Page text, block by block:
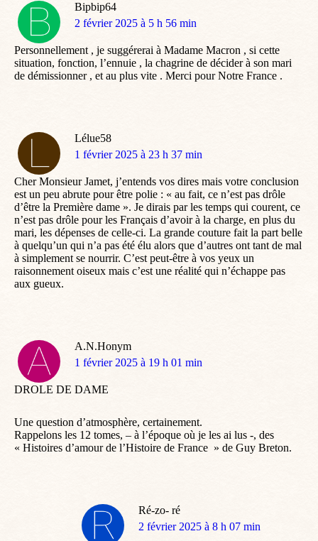
Bipbip64
dit
2 février 2025 à 5 h 56 min
Personnellement , je suggérerai à Madame Macron , si cette
situation, fonction, l’ennuie , la chagrine de décider à son mari
de démissionner , et au plus vite . Merci pour Notre France .
Lélue58
dit
1 février 2025 à 23 h 37 min
Cher Monsieur Jamet, j’entends vos dires mais votre conclusion
est un peu abrute pour être polie : « au fait, ce n’est pas drôle
d’être la Première dame ». Je dirais par les temps qui courent, ce
n’est pas drôle pour les Français d’avoir à la charge, en plus du
mari, les dépenses de celle-ci. La grande couture fait la part belle
à quelqu’un qui n’a pas été élu alors que d’autres ont tant de mal
à simplement se nourrir. C’est peut-être à vos yeux un
raisonnement oiseux mais c’est une réalité qui n’échappe pas
aux gueux.
A.N.Honym
dit
1 février 2025 à 19 h 01 min
DROLE DE DAME
Une question d’atmosphère, certainement.
Rappelons les 12 tomes, – à l’époque où je les ai lus -, des
« Histoires d’amour de l’Histoire de France » de Guy Breton.
Ré-zo- ré
dit
2 février 2025 à 8 h 07 min